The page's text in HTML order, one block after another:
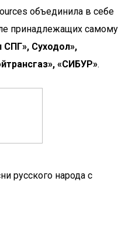
объединила в себе
принадлежащих самому
СПГ», Суходол»,
«СИБУР».
русского народа с